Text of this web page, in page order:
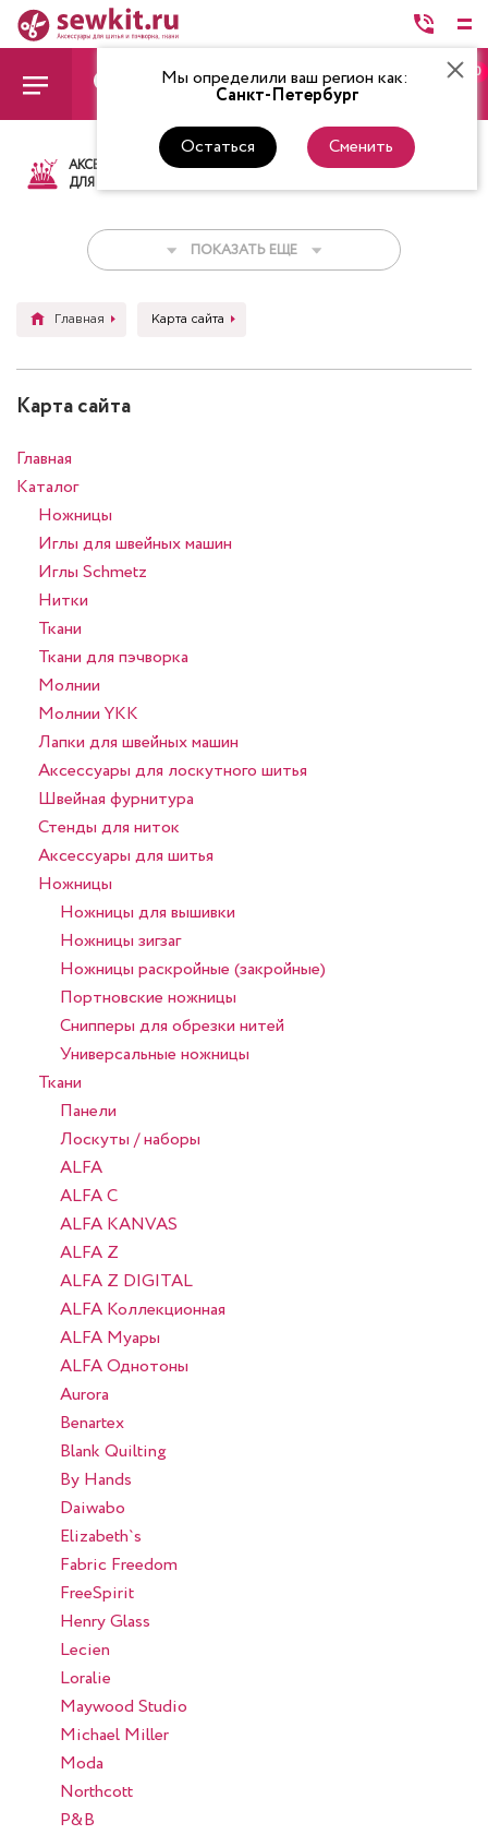
Мы определили ваш регион как:
Санкт-Петербург
Остаться Сменить
0
АКСЕССУАРЫ
ДЛЯ ШИТЬЯ
ТКАНИ НИТКИ
ПОКАЗАТЬ ЕЩЕ
Главная Карта сайта
Карта сайта
Главная
Каталог
Ножницы
Иглы для швейных машин
Иглы Schmetz
Нитки
Ткани
Ткани для пэчворка
Молнии
Молнии YKK
Лапки для швейных машин
Аксессуары для лоскутного шитья
Швейная фурнитура
Стенды для ниток
Аксессуары для шитья
Ножницы
Ножницы для вышивки
Ножницы зигзаг
Ножницы раскройные (закройные)
Портновские ножницы
Снипперы для обрезки нитей
Универсальные ножницы
Ткани
Панели
Лоскуты / наборы
ALFA
ALFA C
ALFA KANVAS
ALFA Z
ALFA Z DIGITAL
ALFA Коллекционная
ALFA Муары
ALFA Однотоны
Aurora
Benartex
Blank Quilting
By Hands
Daiwabo
Elizabeth`s
Fabric Freedom
FreeSpirit
Henry Glass
Lecien
Loralie
Maywood Studio
Michael Miller
Moda
Northcott
P&B